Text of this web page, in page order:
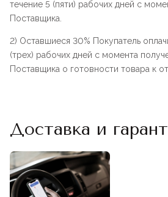
течение 5 (пяти) рабочих дней с
Поставщика.
2) Оставшиеся 30% Покупатель
(трех) рабочих дней с момента
Поставщика о готовности товара к
Доставка и